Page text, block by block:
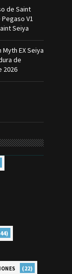
de Saint
V1
Seiya
EX Seiya
de
2026
(22)